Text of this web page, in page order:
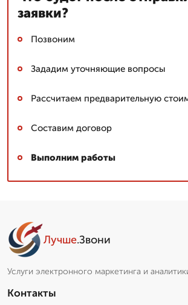
заявки?
Позвоним
Зададим уточняющие вопросы
Рассчитаем предварительную
Составим договор
Выполним работы
Лучше.Звони
Услуги электронного маркетинга и
Контакты